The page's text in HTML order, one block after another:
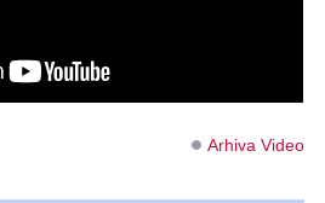
Arhiva Video